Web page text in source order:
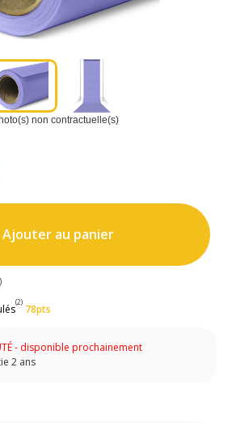
non contractuelle(s)
Ajouter au panier
(2)
78pts
- disponible prochainement
2 ans